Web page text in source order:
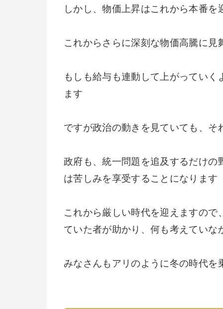
しかし、物価上昇はこれから本番を
これからさらに深刻な物価高騰に見
もしも給与も連動して上がってい
ます
ですが政治の動きを見ていても、そ
政府も、統一問題を追及するだけ
は苦しみを享受することになります
これから厳しい時代を迎えますので
ていた者が助かり、何も考えていな
みなさんもアリのように冬の時代を